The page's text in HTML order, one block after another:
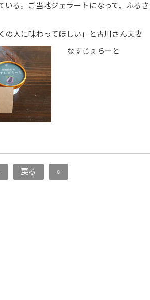
る。ご当地ジェラートになって、ふる
の人に味わってほしい」と古川さん夫妻
なすじぇらーと
戻る »